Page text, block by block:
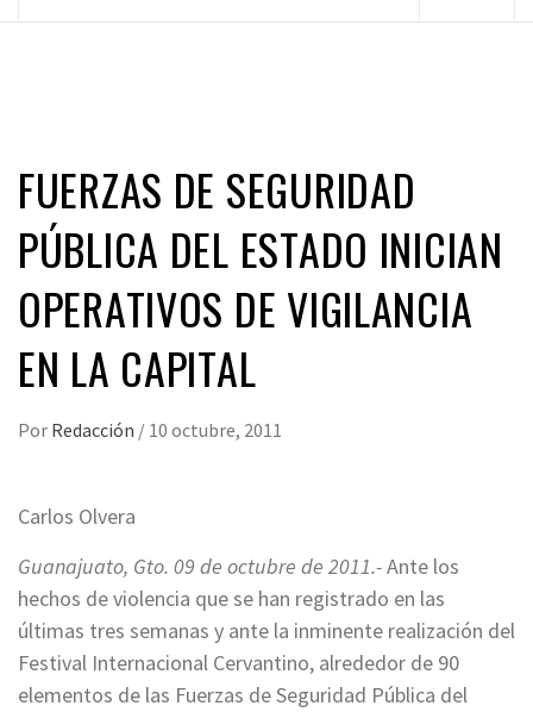
FUERZAS DE SEGURIDAD
PÚBLICA DEL ESTADO INICIAN
OPERATIVOS DE VIGILANCIA
EN LA CAPITAL
Por Redacción / 10 octubre, 2011
Carlos Olvera
Guanajuato, Gto. 09 de octubre de 2011.-Ante los
hechos de violencia que se han registrado en las
últimas tres semanas y ante la inminente realización del
Festival Internacional Cervantino, alrededor de 90
elementos de las Fuerzas de Seguridad Pública del